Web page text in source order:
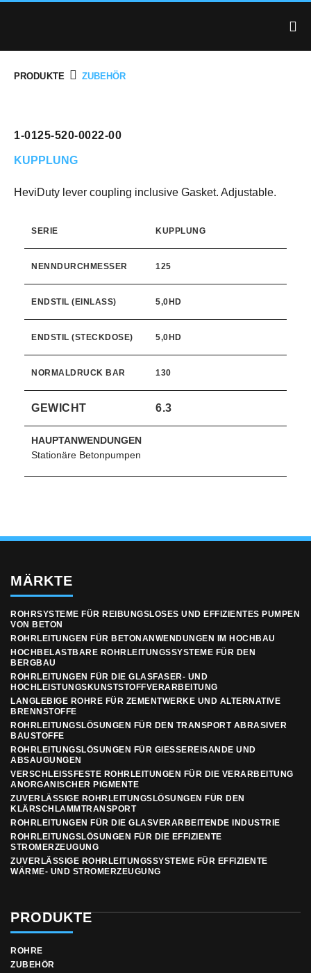
PRODUKTE ZUBEHÖR
1-0125-520-0022-00
KUPPLUNG
HeviDuty lever coupling inclusive Gasket. Adjustable.
SERIE KUPPLUNG
NENNDURCHMESSER 125
ENDSTIL (EINLASS) 5,0HD
ENDSTIL (STECKDOSE) 5,0HD
NORMALDRUCK BAR 130
GEWICHT 6.3
HAUPTANWENDUNGEN
Stationäre Betonpumpen
MÄRKTE
ROHRSYSTEME FÜR REIBUNGSLOSES UND EFFIZIENTES PUMPEN
VON BETON
ROHRLEITUNGEN FÜR BETONANWENDUNGEN IM HOCHBAU
HOCHBELASTBARE ROHRLEITUNGSSYSTEME FÜR DEN
BERGBAU
ROHRLEITUNGEN FÜR DIE GLASFASER- UND
HOCHLEISTUNGSKUNSTSTOFFVERARBEITUNG
LANGLEBIGE ROHRE FÜR ZEMENTWERKE UND ALTERNATIVE
BRENNSTOFFE
ROHRLEITUNGSLÖSUNGEN FÜR DEN TRANSPORT ABRASIVER
BAUSTOFFE
ROHRLEITUNGSLÖSUNGEN FÜR GIESSEREISANDE UND A
BSAUGUNGEN
VERSCHLEISSFESTE ROHRLEITUNGEN FÜR DIE VERARBEITUNG A
NORGANISCHER PIGMENTE
ZUVERLÄSSIGE ROHRLEITUNGSLÖSUNGEN FÜR DEN
KLÄRSCHLAMMTRANSPORT
ROHRLEITUNGEN FÜR DIE GLASVERARBEITENDE INDUSTRIE
ROHRLEITUNGSLÖSUNGEN FÜR DIE EFFIZIENTE
STROMERZEUGUNG
ZUVERLÄSSIGE ROHRLEITUNGSSYSTEME FÜR EFFIZIENTE
WÄRME- UND STROMERZEUGUNG
PRODUKTE
ROHRE
ZUBEHÖR